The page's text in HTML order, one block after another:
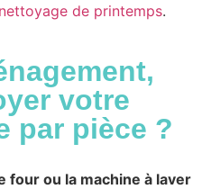
nettoyage de printemps.
votre
par pièce ?
four ou la machine à laver